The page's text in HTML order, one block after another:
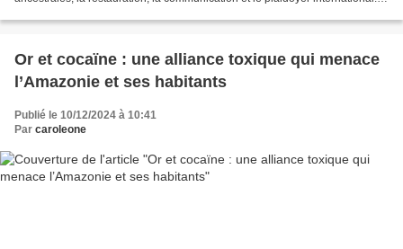
Or et cocaïne : une alliance toxique qui menace
l’Amazonie et ses habitants
Publié le 10/12/2024 à 10:41
Par caroleone